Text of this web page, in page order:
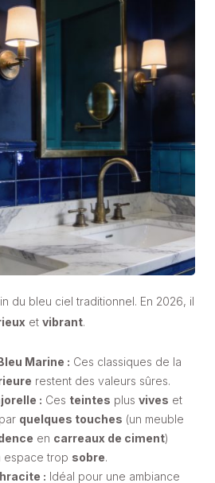
du bleu ciel traditionnel. En 2026, il
et vibrant.
Marine : Ces classiques de la
restent des valeurs sûres.
: Ces teintes plus vives et
quelques touches (un meuble
en carreaux de ciment)
espace trop sobre.
: Idéal pour une ambiance